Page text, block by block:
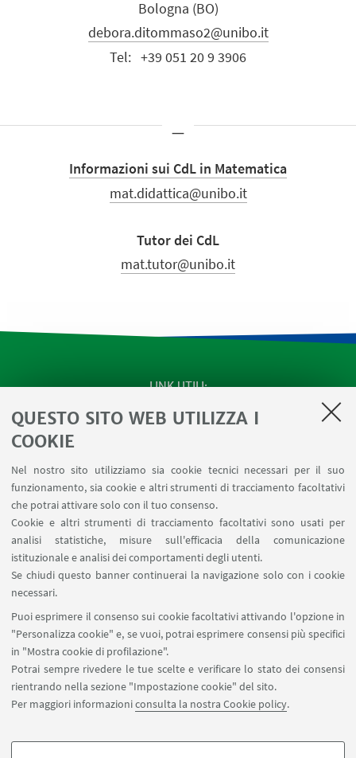
QUESTO SITO WEB UTILIZZA I
COOKIE
Nel nostro sito utilizziamo sia cookie tecnici necessari per il suo
funzionamento, sia cookie e altri strumenti di tracciamento facoltativi
che potrai attivare solo con il tuo consenso.
Cookie e altri strumenti di tracciamento facoltativi sono usati per
analisi statistiche, misure sull'efficacia della comunicazione
istituzionale e analisi dei comportamenti degli utenti.
Se chiudi questo banner continuerai la navigazione solo con i cookie
necessari.
Puoi esprimere il consenso sui cookie facoltativi attivando l'opzione in
"Personalizza cookie" e, se vuoi, potrai esprimere consensi più specifici
in "Mostra cookie di profilazione".
Potrai sempre rivedere le tue scelte e verificare lo stato dei consensi
rientrando nella sezione "Impostazione cookie" del sito.
Per maggiori informazioniconsulta la nostra Cookie policy.
Bologna (BO)
debora.ditommaso2@unibo.it
Tel: +39 051 20 9 3906
Informazioni sui CdL in Matematica
mat.didattica@unibo.it
Tutor dei CdL
mat.tutor@unibo.it
LINK UTILI
SEMINARI del Dipartimento
MAT info - Informazioni per gli afferenti al Dipartimento
SERVIZI ONLINE interni
Carta dei servizi
SEGUI IL DIPARTIMENTO SU:
SEGUI UNIBO SU:
APP: